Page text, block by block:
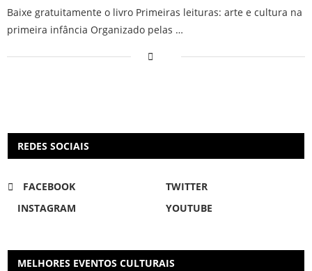
Baixe gratuitamente o livro Primeiras leituras: arte e cultura na
primeira infância Organizado pelas …
REDES SOCIAIS
FACEBOOK
TWITTER
INSTAGRAM
YOUTUBE
MELHORES EVENTOS CULTURAIS